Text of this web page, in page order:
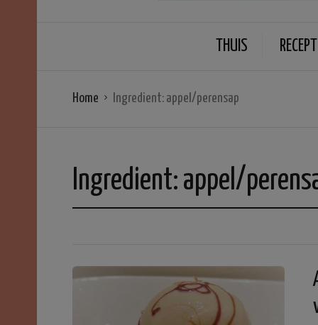
THUIS
Home Ingredient: appel/perensap
Ingredient: appel/